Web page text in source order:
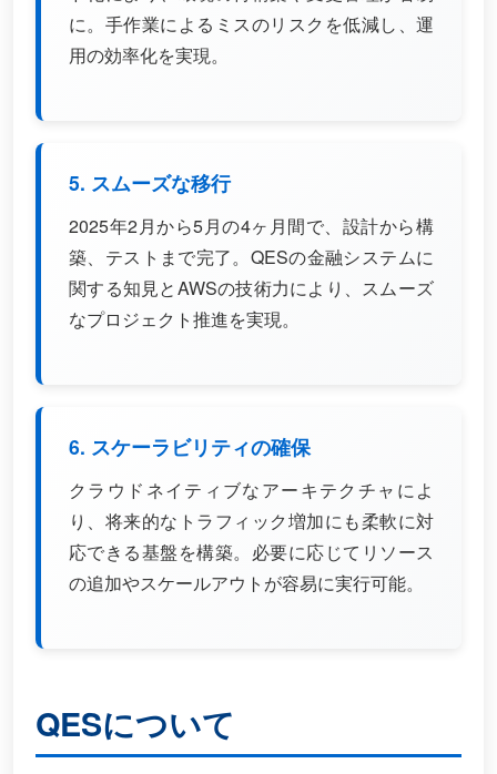
に。手作業によるミスのリスクを低減し、運
用の効率化を実現。
5. スムーズな移行
2025年2月から5月の4ヶ月間で、設計から構
築、テストまで完了。QESの金融システムに
関する知見とAWSの技術力により、スムーズ
なプロジェクト推進を実現。
6. スケーラビリティの確保
クラウドネイティブなアーキテクチャによ
り、将来的なトラフィック増加にも柔軟に対
応できる基盤を構築。必要に応じてリソース
の追加やスケールアウトが容易に実行可能。
QESについて